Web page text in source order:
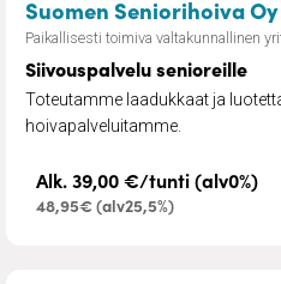
Suomen Seniorihoiva Oy
Paikallisesti toimiva valtakunnallinen
Siivouspalvelu senioreille
Toteutamme laadukkaat ja
hoivapalveluitamme.
Alk. 39,00 €/tunti (alv0%)
48,95€ (alv25,5%)